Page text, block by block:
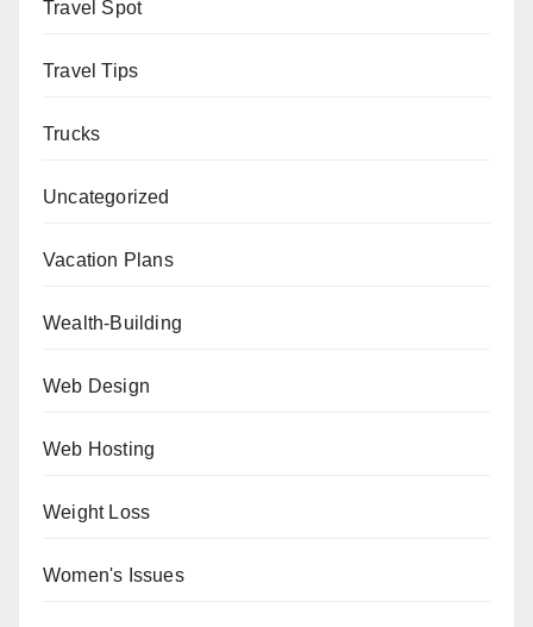
Travel Spot
Travel Tips
Trucks
Uncategorized
Vacation Plans
Wealth-Building
Web Design
Web Hosting
Weight Loss
Women's Issues